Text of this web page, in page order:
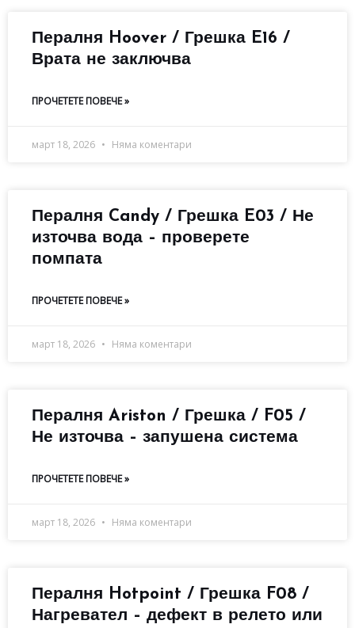
Пералня Hoover / Грешка E16 /
Врата не заключва
ПРОЧЕТЕТЕ ПОВЕЧЕ »
март 18, 2026 Няма коментари
Пералня Candy / Грешка E03 / Не
източва вода – проверете
помпата
ПРОЧЕТЕТЕ ПОВЕЧЕ »
март 18, 2026 Няма коментари
Пералня Ariston / Грешка / F05 /
Не източва – запушена система
ПРОЧЕТЕТЕ ПОВЕЧЕ »
март 18, 2026 Няма коментари
Пералня Hotpoint / Грешка F08 /
Нагревател – дефект в релето или